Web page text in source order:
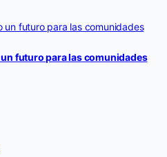
futuro para las comunidades